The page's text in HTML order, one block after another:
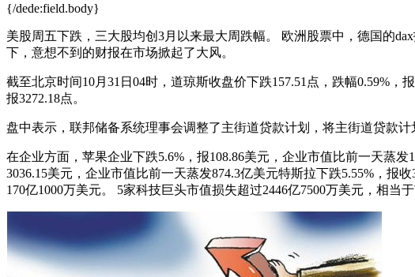
{/dede:field.body}
美股周五下跌，三大股均创3月以来最大周跌幅。 欧洲股票中，德国的
下，意想不到的财报在市场掀起了大风。
截至北京时间10月31日04时，道琼斯收盘价下跌157.51点，跌幅0.59%，
报3272.18点。
盘中表示，联邦储备系统理事会调整了主街道贷款计划，将主街道贷款
在企业方面，苹果企业下跌5.6%，报108.86美元，企业市值比前一天蒸
3036.15美元，企业市值比前一天蒸发874.3亿美元特斯拉下跌5.55%，报
170亿1000万美元。 5家科技巨头市值损失超过2446亿7500万美元，相当